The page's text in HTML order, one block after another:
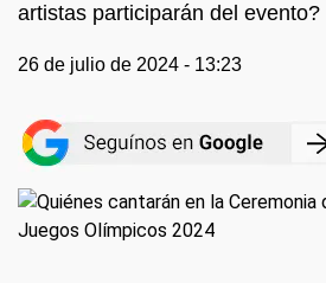
artistas participarán del evento?
26 de julio de 2024 - 13:23